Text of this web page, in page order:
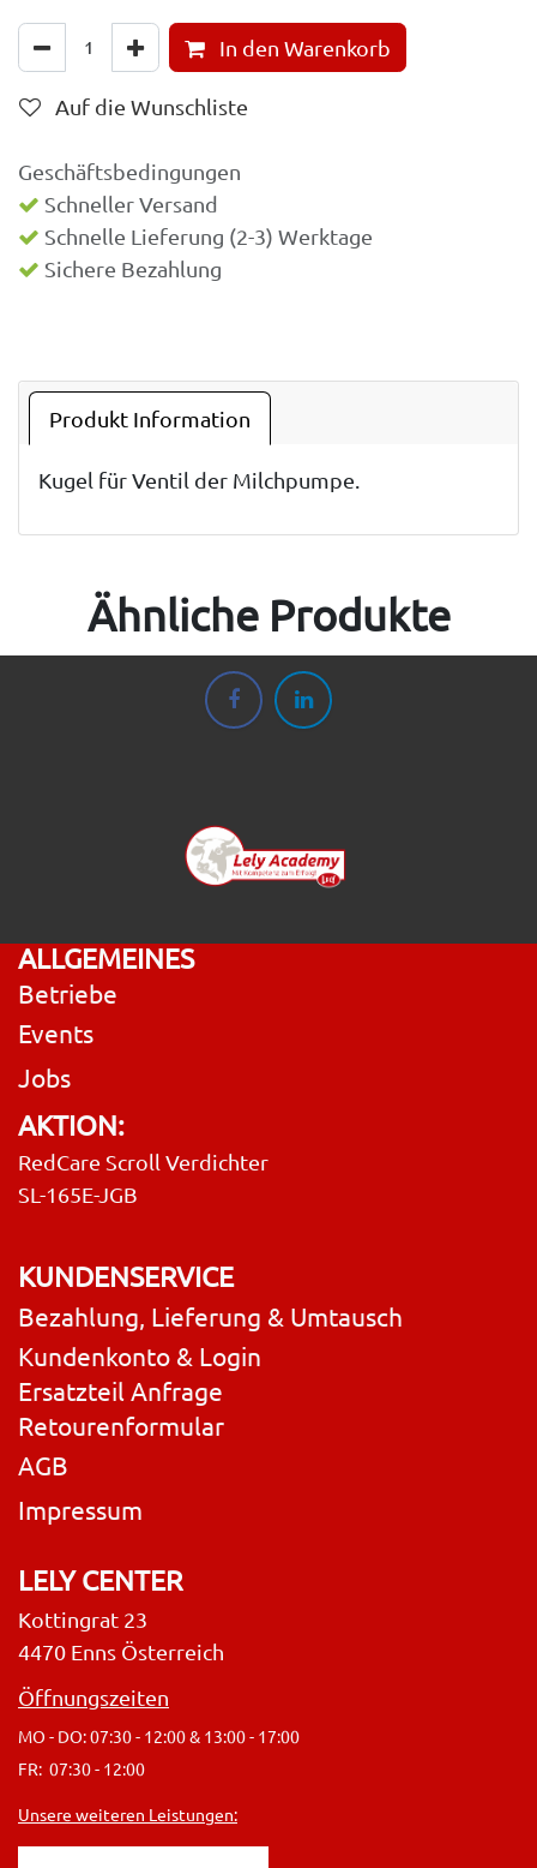
In den Warenkorb
Auf die Wunschliste
Geschäftsbedingungen
Schneller Versand
Schnelle Lieferung (2-3) Werktage
Sichere Bezahlung
Produkt Information
Kugel für Ventil der Milchpumpe.
Ähnliche Produkte
ALLGEMEINES
Betriebe
Events
Jobs
AKTION:
RedCare Scroll Verdichter
SL-165E-JGB
KUNDENSERVICE
Bezahlung, Lieferung & Umtausch
Kundenkonto & Login
Ersatzteil Anfrage
Retourenformular
AGB
Impressum
LELY CENTER
Kottingrat 23
4470 Enns Österreich
Öffnungszeiten
MO - DO: 07:30 - 12:00 & 13:00 - 17:00
FR: 07:30 - 12:00
Unsere weiteren Leistungen: